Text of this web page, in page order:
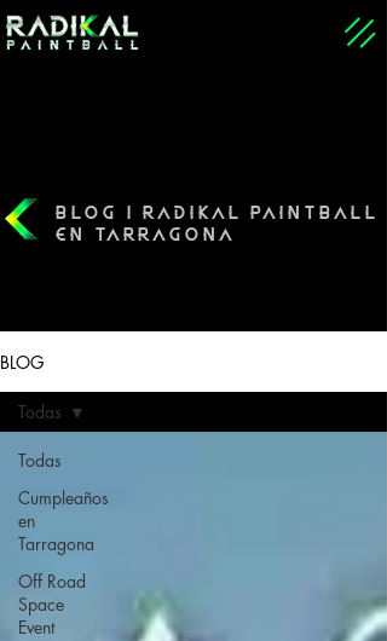
BLOG | RADIKAL PAINTBALL
EN TARRAGONA
BLOG
Todas
Cumpleaños
en
Tarragona
Off Road
Space
Event
Todas